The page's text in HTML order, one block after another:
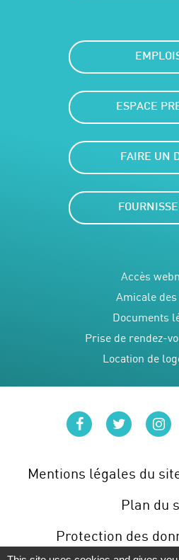
ESPACE
FAIRE UN
Accès
Amicale des
Documents
Prise de rendez-
Location de
Mentions légales du
Plan du
Protection des
facebooktwitter